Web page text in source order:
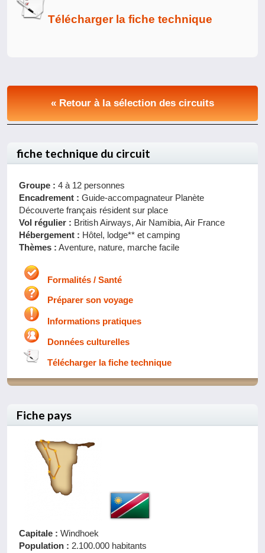
Télécharger la fiche technique
« Retour à la sélection des circuits
fiche technique du circuit
Groupe : 4 à 12 personnes
Encadrement : Guide-accompagnateur Planète
Découverte français résident sur place
Vol régulier : British Airways, Air Namibia, Air France
Hébergement : Hôtel, lodge** et camping
Thèmes : Aventure, nature, marche facile
Formalités / Santé
Préparer son voyage
Informations pratiques
Données culturelles
Télécharger la fiche technique
Fiche pays
Capitale : Windhoek
Population : 2.100.000 habitants